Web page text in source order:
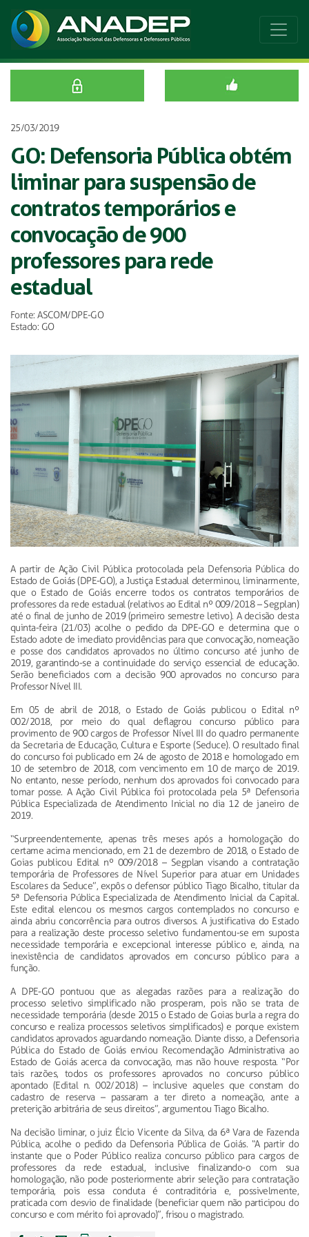
25/03/2019
GO: Defensoria Pública obtém
liminar para suspensão de
contratos temporários e
convocação de 900
professores para rede
estadual
Fonte: ASCOM/DPE-GO
Estado: GO
A partir de Ação Civil Pública protocolada pela Defensoria Pública do
Estado de Goiás (DPE-GO), a Justiça Estadual determinou, liminarmente,
que o Estado de Goiás encerre todos os contratos temporários de
professores da rede estadual (relativos ao Edital nº 009/2018 – Segplan)
até o final de junho de 2019 (primeiro semestre letivo). A decisão desta
quinta-feira (21/03) acolhe o pedido da DPE-GO e determina que o
Estado adote de imediato providências para que convocação, nomeação
e posse dos candidatos aprovados no último concurso até junho de
2019, garantindo-se a continuidade do serviço essencial de educação.
Serão beneficiados com a decisão 900 aprovados no concurso para
Professor Nível III.
Em 05 de abril de 2018, o Estado de Goiás publicou o Edital nº
002/2018, por meio do qual deflagrou concurso público para
provimento de 900 cargos de Professor Nível III do quadro permanente
da Secretaria de Educação, Cultura e Esporte (Seduce). O resultado final
do concurso foi publicado em 24 de agosto de 2018 e homologado em
10 de setembro de 2018, com vencimento em 10 de março de 2019.
No entanto, nesse período, nenhum dos aprovados foi convocado para
tomar posse. A Ação Civil Pública foi protocolada pela 5ª Defensoria
Pública Especializada de Atendimento Inicial no dia 12 de janeiro de
2019.
“Surpreendentemente, apenas três meses após a homologação do
certame acima mencionado, em 21 de dezembro de 2018, o Estado de
Goias publicou Edital nº 009/2018 – Segplan visando a contratação
temporária de Professores de Nível Superior para atuar em Unidades
Escolares da Seduce”, expôs o defensor público Tiago Bicalho, titular da
5ª Defensoria Pública Especializada de Atendimento Inicial da Capital.
Este edital elencou os mesmos cargos contemplados no concurso e
ainda abriu concorrência para outros diversos. A justificativa do Estado
para a realização deste processo seletivo fundamentou-se em suposta
necessidade temporária e excepcional interesse público e, ainda, na
inexistência de candidatos aprovados em concurso público para a
função.
A DPE-GO pontuou que as alegadas razões para a realização do
processo seletivo simplificado não prosperam, pois não se trata de
necessidade temporária (desde 2015 o Estado de Goias burla a regra do
concurso e realiza processos seletivos simplificados) e porque existem
candidatos aprovados aguardando nomeação. Diante disso, a Defensoria
Pública do Estado de Goiás enviou Recomendação Administrativa ao
Estado de Goiás acerca da convocação, mas não houve resposta. “Por
tais razões, todos os professores aprovados no concurso público
apontado (Edital n. 002/2018) – inclusive aqueles que constam do
cadastro de reserva – passaram a ter direto a nomeação, ante a
preterição arbitrária de seus direitos”, argumentou Tiago Bicalho.
Na decisão liminar, o juiz Élcio Vicente da Silva, da 6ª Vara de Fazenda
Pública, acolhe o pedido da Defensoria Pública de Goiás. “A partir do
instante que o Poder Público realiza concurso público para cargos de
professores da rede estadual, inclusive finalizando-o com sua
homologação, não pode posteriormente abrir seleção para contratação
temporária, pois essa conduta é contraditória e, possivelmente,
praticada com desvio de finalidade (beneficiar quem não participou do
concurso e com mérito foi aprovado)”, frisou o magistrado.